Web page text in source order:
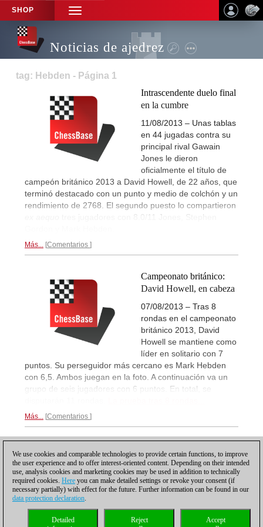
SHOP
TOGGLE
NAVIGATION
Noticias de ajedrez
tag: Hebden - Página 1
Intrascendente duelo final
en la cumbre
11/08/2013 – Unas tablas
en 44 jugadas contra su
principal rival Gawain
Jones le dieron
oficialmente el título de
campeón británico 2013 a David Howell, de 22 años, que
terminó destacado con un punto y medio de colchón y un
rendimiento de 2768. El segundo puesto lo compartieron
tres jugadores con 8.0/11 Jones, Stephen
Más... Comentarios
Campeonato británico:
David Howell, en cabeza
07/08/2013 – Tras 8
rondas en el campeonato
británico 2013, David
Howell se mantiene como
líder en solitario con 7
puntos. Su perseguidor más cercano es Mark Hebden
con 6,5. Ambos juegan en la foto. A continuación va un
grupo de seis jugadores con 6 puntos. En total, se
Más... Comentarios
Política de privacidad |Para contactar Cookies Management
We use cookies and comparable technologies to provide certain functions, to improve
the user experience and to offer interest-oriented content. Depending on their intended
use, analysis cookies and marketing cookies may be used in addition to technically
required cookies. Here you can make detailed settings or revoke your consent (if
necessary partially) with effect for the future. Further information can be found in our
data protection declaration.
Accept
Reject
Detailed